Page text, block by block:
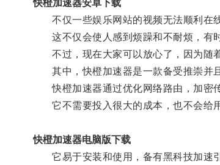
快橙加速器安卓下载
不仅一些娱乐网站的视频无法顺利在线
这不仅会使人感到烦躁和不耐烦，有时
不过，现在大家可以放心了，因为随着
其中，快橙加速器是一款备受推崇并且
快橙加速器通过优化网络路由，加密传
它不需要投入很大的成本，也不会给用
快橙加速器电脑版下载
它易于安装和使用，备有黑科技加速引